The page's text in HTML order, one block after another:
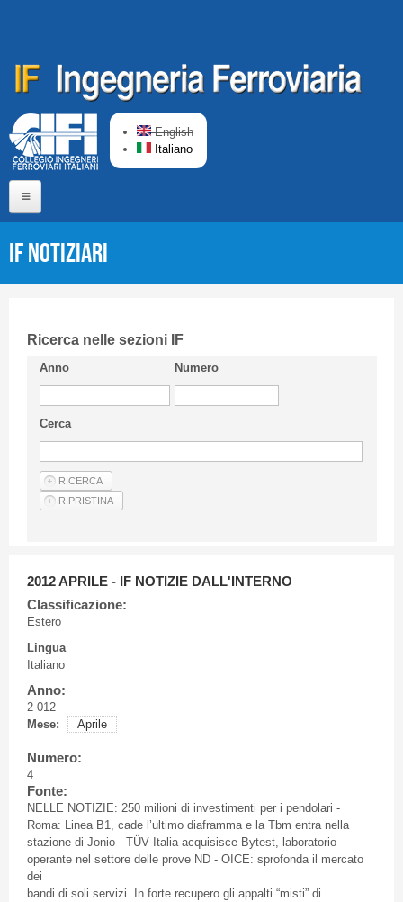
English
Italiano
CIFI in breve
Linee Guida
Privacy Policy
Articoli
IF Notiziari
Ricerca nelle sezioni IF
Anno Numero
Cerca
2012 APRILE - IF NOTIZIE DALL'INTERNO
Classificazione:
Estero
Lingua
Italiano
Anno:
2 012
Mese:
Aprile
Numero:
4
Fonte:
NELLE NOTIZIE: 250 milioni di investimenti per i pendolari -
Roma: Linea B1, cade l’ultimo diaframma e la Tbm entra nella
stazione di Jonio - TÜV Italia acquisisce Bytest, laboratorio
operante nel settore delle prove ND - OICE: sprofonda il mercato
dei
bandi di soli servizi. In forte recupero gli appalti “misti” di